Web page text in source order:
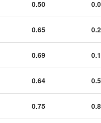
0.50
0.65
0.69
0.64
0.75